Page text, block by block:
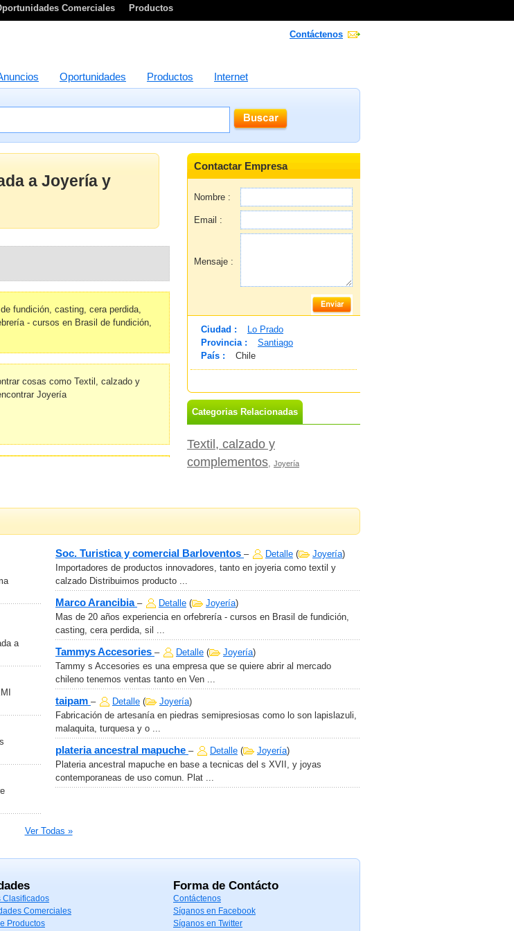
Comerciales Productos
Contáctenos
Oportunidades Productos Internet
a Joyería y
fundición, casting, cera perdida,
- cursos en Brasil de fundición,
cosas como Textil, calzado y
Joyería
Contactar Empresa
Nombre :
Email :
Mensaje :
Ciudad :
Lo Prado
Provincia :
Santiago
País :
Chile
Categorias Relacionadas
Textil, calzado y
complementos, Joyería
a
Soc. Turistica y comercial Barloventos – Detalle ( Joyería)
Importadores de productos innovadores, tanto en joyeria como textil y
calzado Distribuimos producto ...
Marco Arancibia – Detalle ( Joyería)
Mas de 20 años experiencia en orfebrería - cursos en Brasil de fundición,
casting, cera perdida, sil ...
Tammys Accesories – Detalle ( Joyería)
Tammy s Accesories es una empresa que se quiere abrir al mercado
chileno tenemos ventas tanto en Ven ...
taipam – Detalle ( Joyería)
Fabricación de artesanía en piedras semipresiosas como lo son lapislazuli,
malaquita, turquesa y o ...
plateria ancestral mapuche – Detalle ( Joyería)
Plateria ancestral mapuche en base a tecnicas del s XVII, y joyas
contemporaneas de uso comun. Plat ...
Ver Todas »
Clasificados
Comerciales
Productos
Forma de Contácto
Contáctenos
Síganos en Facebook
Síganos en Twitter